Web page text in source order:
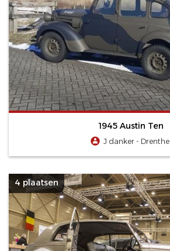
1945 Austin Ten
J danker - Drenthe
4 plaatsen